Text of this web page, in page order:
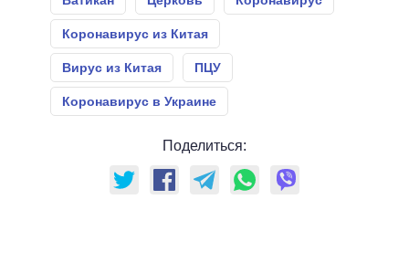
Коронавирус из Китая
Вирус из Китая ПЦУ
Коронавирус в Украине
Поделиться: